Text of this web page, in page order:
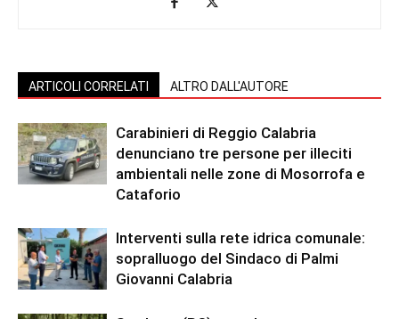
ARTICOLI CORRELATI ALTRO DALL'AUTORE
Carabinieri di Reggio Calabria
denunciano tre persone per illeciti
ambientali nelle zone di Mosorrofa e
Cataforio
Interventi sulla rete idrica comunale:
sopralluogo del Sindaco di Palmi
Giovanni Calabria